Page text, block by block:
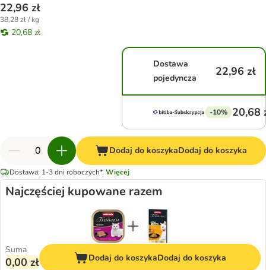
22,96 zł
38,28 zł / kg
20,68 zł
Dostawa
pojedyncza
22,96 zł
-10% 20,68
Dodaj do koszykaDodaj do koszyka
Dostawa: 1-3 dni roboczych*. Więcej
Najczęściej kupowane razem
Suma
0,00 zł Dodaj do koszykaDodaj do koszyka